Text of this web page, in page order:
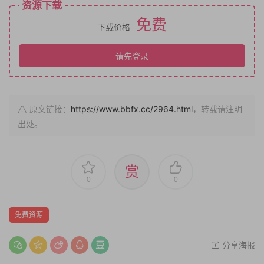
资源下载
下载价格 免费
请先登录
原文链接： https://www.bbfx.cc/2964.html，转载请注明
出处。
0 赏 0
免费资源
分享海报